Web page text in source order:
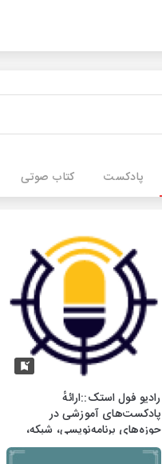
پادکست کتاب صوتی
رادیو فول استک::ارائهٔ
پادکست‌های آموزشی در
حوزه‌های برنامه‌نویسی، شبکه،
هوش مصنوعی